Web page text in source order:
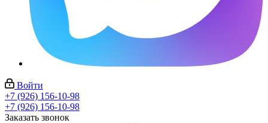
Войти
+7 (926) 156-10-98
+7 (926) 156-10-98
Заказать звонок